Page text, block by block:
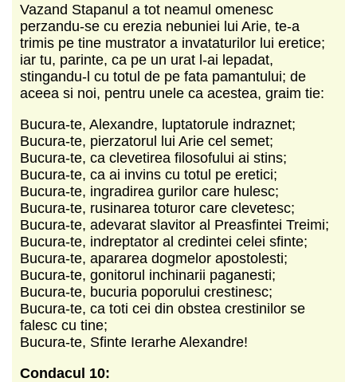
Vazand Stapanul a tot neamul omenesc
perzandu-se cu erezia nebuniei lui Arie, te-a
trimis pe tine mustrator a invataturilor lui eretice;
iar tu, parinte, ca pe un urat l-ai lepadat,
stingandu-l cu totul de pe fata pamantului; de
aceea si noi, pentru unele ca acestea, graim tie:
Bucura-te, Alexandre, luptatorule indraznet;
Bucura-te, pierzatorul lui Arie cel semet;
Bucura-te, ca clevetirea filosofului ai stins;
Bucura-te, ca ai invins cu totul pe eretici;
Bucura-te, ingradirea gurilor care hulesc;
Bucura-te, rusinarea toturor care clevetesc;
Bucura-te, adevarat slavitor al Preasfintei Treimi;
Bucura-te, indreptator al credintei celei sfinte;
Bucura-te, apararea dogmelor apostolesti;
Bucura-te, gonitorul inchinarii paganesti;
Bucura-te, bucuria poporului crestinesc;
Bucura-te, ca toti cei din obstea crestinilor se
falesc cu tine;
Bucura-te, Sfinte Ierarhe Alexandre!
Condacul 10: